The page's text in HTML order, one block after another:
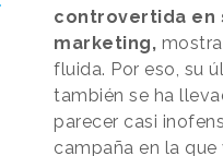
controvertida en
marketing,
fluida. Por eso, su
también se ha
parecer casi
campaña en la